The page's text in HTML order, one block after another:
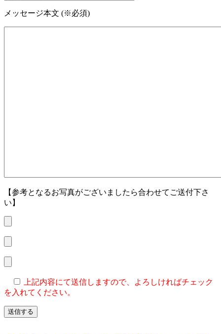
メッセージ本文 (※必須)
【参考となるお写真がございましたら合わせてご送付下さ
い】
上記内容にて送信しますので、よろしければチェック
を入れてください。